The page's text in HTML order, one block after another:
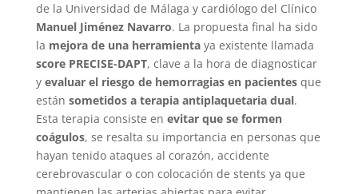
de la Universidad de Málaga y cardiólogo del Clínico
Manuel Jiménez Navarro. La propuesta final ha sido
la mejora de una herramientaya existente llamada
score PRECISE-DAPT, clave a la hora de diagnosticar
yevaluar el riesgo de hemorragias en pacientesque
están sometidos a terapia antiplaquetaria dual.
Esta terapia consiste en evitar que se formen
coágulos, se resalta su importancia en personas que
hayan tenido ataques al corazón, accidente
cerebrovascular o con colocación de stents ya que